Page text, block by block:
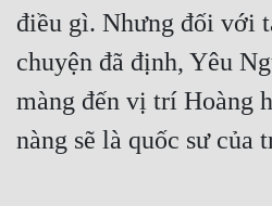
Góc Nhìn Nam
Góc Nhìn Nữ
Huyền Huyễn
Huyền Nghi
điều gì. Nhưng đối với
chuyện đã định, Yêu
màng đến vị trí Hoàng
nàng sẽ là quốc sư của